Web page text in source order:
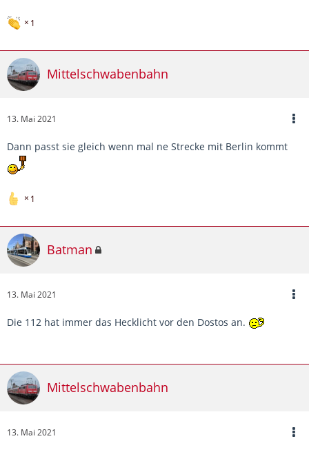
1
Mittelschwabenbahn
13. Mai 2021
Dann passt sie gleich wenn mal ne Strecke mit Berlin kommt
1
Batman
13. Mai 2021
Die 112 hat immer das Hecklicht vor den Dostos an.
Mittelschwabenbahn
13. Mai 2021